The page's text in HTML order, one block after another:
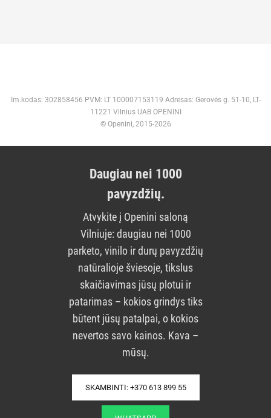
Im.kodas: 302858456 PVM: LT 100007153119 Adresas: Gerovės g. 51-10, LT-
11221 Vilnius UAB OPENINI
© Openini, 2015-2026
Daugiau nei 1000
pavyzdžių.
Atvykite į Openini saloną
Vilniuje: daugiau nei 1000
parketo, vinilo ir durų pavyzdžių
natūralioje šviesoje, tikslus
skaičiavimas jūsų plotui ir
patarimas – kokios grindys tiks
būtent jūsų patalpai, o kokios
nevertos savo kainos. Kava –
mūsų.
SKAMBINTI: +370 613 899 55